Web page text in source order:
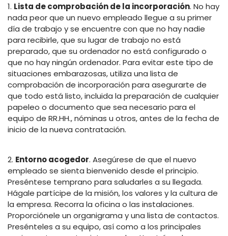
1. Lista de comprobación de la incorporación. No hay
nada peor que un nuevo empleado llegue a su primer
día de trabajo y se encuentre con que no hay nadie
para recibirle, que su lugar de trabajo no está
preparado, que su ordenador no está configurado o
que no hay ningún ordenador. Para evitar este tipo de
situaciones embarazosas, utiliza una lista de
comprobación de incorporación para asegurarte de
que todo está listo, incluida la preparación de cualquier
papeleo o documento que sea necesario para el
equipo de RR.HH., nóminas u otros, antes de la fecha de
inicio de la nueva contratación.
2. Entorno acogedor. Asegúrese de que el nuevo
empleado se sienta bienvenido desde el principio.
Preséntese temprano para saludarles a su llegada.
Hágale partícipe de la misión, los valores y la cultura de
la empresa. Recorra la oficina o las instalaciones.
Proporciónele un organigrama y una lista de contactos.
Presénteles a su equipo, así como a los principales